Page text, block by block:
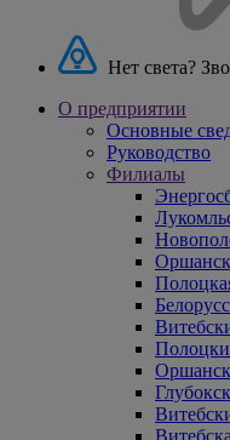
Нет света?
О предприятии
Основные
Руководство
Филиалы